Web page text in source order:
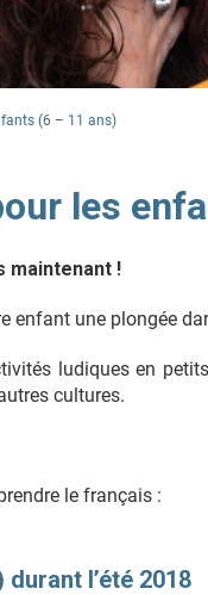
(6 – 11 ans)
les
maintenant !
enfant une plongée
ludiques en
cultures.
le français :
l’été 2018